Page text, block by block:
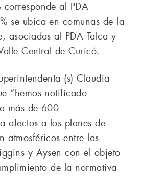
al PDA
se ubica en comunas de la
asociadas al PDA Talca y
Central de Curicó.
(s) Claudia
“hemos notificado
más de 600
afectos a los planes de
atmosféricos entre las
y Aysen con el objeto
de la normativa